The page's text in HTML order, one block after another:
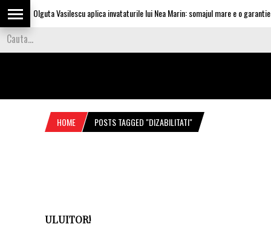
Olguta Vasilescu aplica invataturile lui Nea Marin: somajul mare e o
HOME POSTS TAGGED "DIZABILITATI"
ULUITOR!